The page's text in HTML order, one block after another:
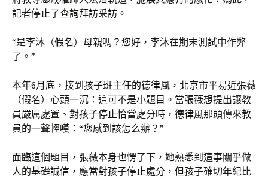
記者停止了查詢拜訪采訪。
“是李沐（假名）母親嗎？您好，李沐在期末測試中作弊
了。”
本年6月底，接到孩子班主任的德律風，北京市平易近張薇
（假名）心頭一沉：這可不是小題目。當張薇想提出讓教
員嚴厲處置、對孩子停止恰當處分時，德律風那頭傳來教
員的一聲輕嘆：“您感到該怎么辦？”
面臨這個題目，張薇本身也愣了下，她熟悉到這事關乎做
人的基礎誠信，應當對孩子停止處分，但孩子確切年紀比